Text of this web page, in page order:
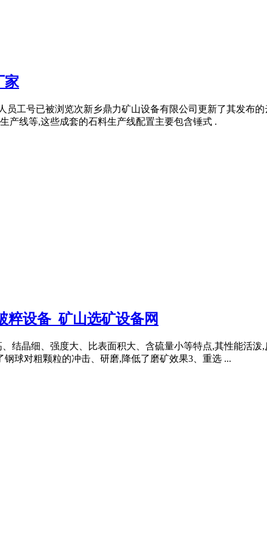
家
员工号已被浏览次新乡鼎力矿山设备有限公司更新了其发布
产线等,这些成套的石料生产线配置主要包含锤式 .
粹设备_矿山选矿设备网
结晶细、强度大、比表面积大、含硫量小等特点,其性能活
球对粗颗粒的冲击、研磨,降低了磨矿效果3、重选 ...